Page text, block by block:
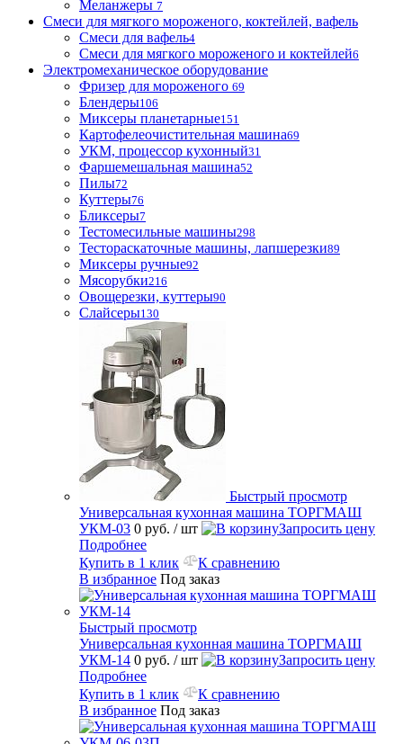
Меланжеры 7
Смеси для мягкого мороженого, коктейлей, вафель
Смеси для вафель4
Смеси для мягкого мороженого и коктейлей6
Электромеханическое оборудование
Фризер для мороженого 69
Блендеры106
Миксеры планетарные151
Картофелеочистительная машина69
УКМ, процессор кухонный31
Фаршемешальная машина52
Пилы72
Куттеры76
Бликсеры7
Тестомесильные машины298
Тестораскаточные машины, лапшерезки89
Миксеры ручные92
Мясорубки216
Овощерезки, куттеры90
Слайсеры130
Быстрый просмотр
Универсальная кухонная машина ТОРГМАШ
УКМ-03 0 руб. / шт
Запросить цену
Подробнее
Купить в 1 клик
К сравнению
В избранное Под заказ
Быстрый просмотр
Универсальная кухонная машина ТОРГМАШ
УКМ-14 0 руб. / шт
Запросить цену
Подробнее
Купить в 1 клик
К сравнению
В избранное Под заказ